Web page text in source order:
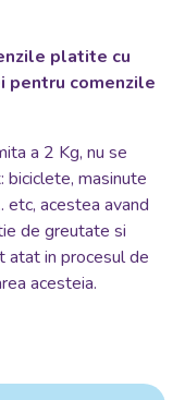
platite cu
pentru comenzile
a 2 Kg, nu se
biciclete, masinute
etc, acestea avand
de greutate si
atat in procesul de
acesteia.